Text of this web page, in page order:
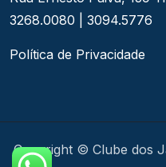
3268.0080 | 3094.5776
Política de Privacidade
Copyright © Clube dos